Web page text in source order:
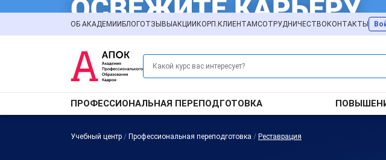
ОБ АКАДЕМИИ БЛОГОТЗЫВЫ АКЦИИ КОРП.КЛИЕНТАМСОТРУДНИЧЕСТВО КОНТАКТЫ
ПРОФЕССИОНАЛЬНАЯ ПЕРЕПОДГОТОВКА
Учебный центр / Профессиональная переподготовка / Реставрация